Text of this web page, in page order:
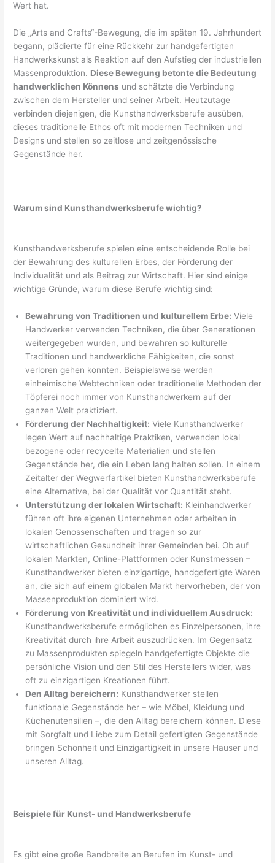
Wert hat.
Die „Arts and Crafts“-Bewegung, die im späten 19. Jahrhundert
begann, plädierte für eine Rückkehr zur handgefertigten
Handwerkskunst als Reaktion auf den Aufstieg der industriellen
Massenproduktion. Diese Bewegung betonte die Bedeutung
handwerklichen Könnens und schätzte die Verbindung
zwischen dem Hersteller und seiner Arbeit. Heutzutage
verbinden diejenigen, die Kunsthandwerksberufe ausüben,
dieses traditionelle Ethos oft mit modernen Techniken und
Designs und stellen so zeitlose und zeitgenössische
Gegenstände her.
Warum sind Kunsthandwerksberufe wichtig?
Kunsthandwerksberufe spielen eine entscheidende Rolle bei
der Bewahrung des kulturellen Erbes, der Förderung der
Individualität und als Beitrag zur Wirtschaft. Hier sind einige
wichtige Gründe, warum diese Berufe wichtig sind:
Bewahrung von Traditionen und kulturellem Erbe: Viele
Handwerker verwenden Techniken, die über Generationen
weitergegeben wurden, und bewahren so kulturelle
Traditionen und handwerkliche Fähigkeiten, die sonst
verloren gehen könnten. Beispielsweise werden
einheimische Webtechniken oder traditionelle Methoden der
Töpferei noch immer von Kunsthandwerkern auf der
ganzen Welt praktiziert.
Förderung der Nachhaltigkeit: Viele Kunsthandwerker
legen Wert auf nachhaltige Praktiken, verwenden lokal
bezogene oder recycelte Materialien und stellen
Gegenstände her, die ein Leben lang halten sollen. In einem
Zeitalter der Wegwerfartikel bieten Kunsthandwerksberufe
eine Alternative, bei der Qualität vor Quantität steht.
Unterstützung der lokalen Wirtschaft: Kleinhandwerker
führen oft ihre eigenen Unternehmen oder arbeiten in
lokalen Genossenschaften und tragen so zur
wirtschaftlichen Gesundheit ihrer Gemeinden bei. Ob auf
lokalen Märkten, Online-Plattformen oder Kunstmessen –
Kunsthandwerker bieten einzigartige, handgefertigte Waren
an, die sich auf einem globalen Markt hervorheben, der von
Massenproduktion dominiert wird.
Förderung von Kreativität und individuellem Ausdruck:
Kunsthandwerksberufe ermöglichen es Einzelpersonen, ihre
Kreativität durch ihre Arbeit auszudrücken. Im Gegensatz
zu Massenprodukten spiegeln handgefertigte Objekte die
persönliche Vision und den Stil des Herstellers wider, was
oft zu einzigartigen Kreationen führt.
Den Alltag bereichern: Kunsthandwerker stellen
funktionale Gegenstände her – wie Möbel, Kleidung und
Küchenutensilien –, die den Alltag bereichern können. Diese
mit Sorgfalt und Liebe zum Detail gefertigten Gegenstände
bringen Schönheit und Einzigartigkeit in unsere Häuser und
unseren Alltag.
Beispiele für Kunst- und Handwerksberufe
Es gibt eine große Bandbreite an Berufen im Kunst- und